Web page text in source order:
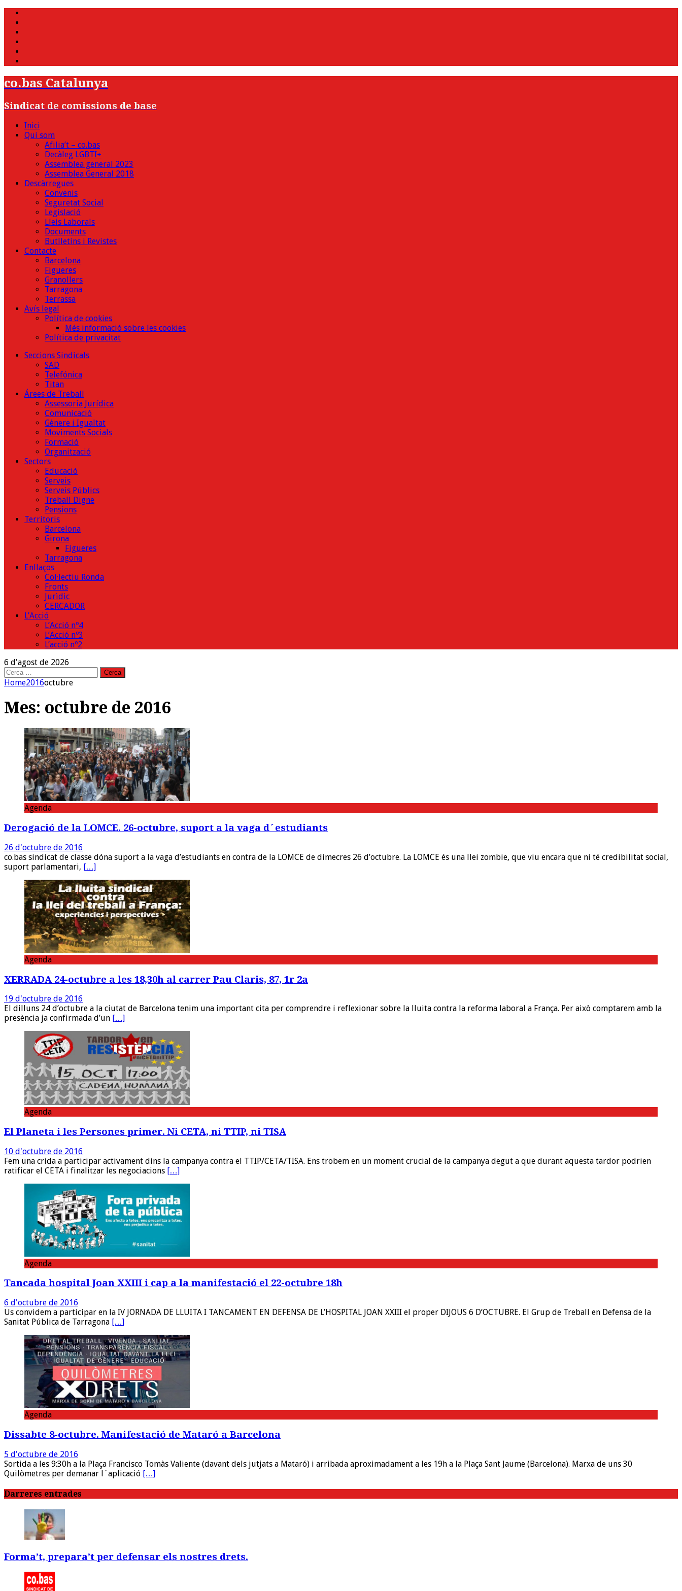
co.bas Catalunya
Sindicat de comissions de base
Inici
Qui som
Afilia’t – co.bas
Decàleg LGBTI+
Assemblea general 2023
Assemblea General 2018
Descàrregues
Convenis
Seguretat Social
Legislació
Lleis Laborals
Documents
Butlletins i Revistes
Contacte
Barcelona
Figueres
Granollers
Tarragona
Terrassa
Avís legal
Política de cookies
Més informació sobre les cookies
Política de privacitat
Seccions Sindicals
SAD
Telefónica
Titan
Árees de Treball
Assessoria Jurídica
Comunicació
Gènere i Igualtat
Moviments Socials
Formació
Organització
Sectors
Educació
Serveis
Serveis Públics
Treball Digne
Pensions
Territoris
Barcelona
Girona
Figueres
Tarragona
Enllaços
Col·lectiu Ronda
Fronts
Jurìdic
CERCADOR
L’Acció
L’Acció nº4
L’Acció nº3
L’acció nº2
6 d'agost de 2026
Cerca:
Home2016octubre
Mes: octubre de 2016
Agenda
Derogació de la LOMCE. 26-octubre, suport a la vaga d´estudiants
26 d'octubre de 2016
co.bas sindicat de classe dóna suport a la vaga d’estudiants en contra de la LOMCE de dimecres 26 d’octubre. La LOMCE és una llei zombie, que viu encara que ni té credibilitat social,
suport parlamentari, […]
Agenda
XERRADA 24-octubre a les 18,30h al carrer Pau Claris, 87, 1r 2a
19 d'octubre de 2016
El dilluns 24 d’octubre a la ciutat de Barcelona tenim una important cita per comprendre i reflexionar sobre la lluita contra la reforma laboral a França. Per això comptarem amb la
presència ja confirmada d’un […]
Agenda
El Planeta i les Persones primer. Ni CETA, ni TTIP, ni TISA
10 d'octubre de 2016
Fem una crida a participar activament dins la campanya contra el TTIP/CETA/TISA. Ens trobem en un moment crucial de la campanya degut a que durant aquesta tardor podrien
ratificar el CETA i finalitzar les negociacions […]
Agenda
Tancada hospital Joan XXIII i cap a la manifestació el 22-octubre 18h
6 d'octubre de 2016
Us convidem a participar en la IV JORNADA DE LLUITA I TANCAMENT EN DEFENSA DE L’HOSPITAL JOAN XXIII el proper DIJOUS 6 D’OCTUBRE. El Grup de Treball en Defensa de la
Sanitat Pública de Tarragona […]
Agenda
Dissabte 8-octubre. Manifestació de Mataró a Barcelona
5 d'octubre de 2016
Sortida a les 9:30h a la Plaça Francisco Tomàs Valiente (davant dels jutjats a Mataró) i arribada aproximadament a les 19h a la Plaça Sant Jaume (Barcelona). Marxa de uns 30
Quilòmetres per demanar l´aplicació […]
Darreres entrades
Forma’t, prepara’t per defensar els nostres drets.